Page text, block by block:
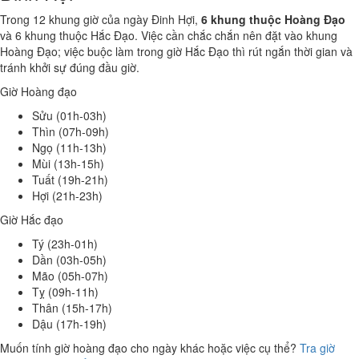
Trong 12 khung giờ của ngày Đinh Hợi, 6 khung thuộc Hoàng Đạo
và 6 khung thuộc Hắc Đạo. Việc cần chắc chắn nên đặt vào khung
Hoàng Đạo; việc buộc làm trong giờ Hắc Đạo thì rút ngắn thời gian và
tránh khởi sự đúng đầu giờ.
Giờ Hoàng đạo
Sửu (01h-03h)
Thìn (07h-09h)
Ngọ (11h-13h)
Mùi (13h-15h)
Tuất (19h-21h)
Hợi (21h-23h)
Giờ Hắc đạo
Tý (23h-01h)
Dần (03h-05h)
Mão (05h-07h)
Tỵ (09h-11h)
Thân (15h-17h)
Dậu (17h-19h)
Muốn tính giờ hoàng đạo cho ngày khác hoặc việc cụ thể? Tra giờ